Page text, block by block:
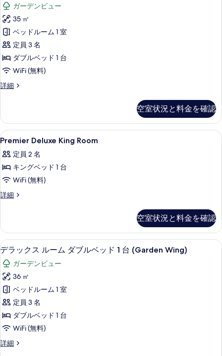
ル
ベ
ッ
ド
1
台
(Sino
す
べ
て
の
写
真
を
す
る
ロ
ー
ダ
ブ
ル
ベ
ッ
ド
1
台
の
詳
細
ミ
ア
ダ
ブ
ル
ー
(Deluxe)
の
す
べ
て
の
写
表
示
す
る
ガーデンビュー
35 ㎡
ベッドルーム 1 室
定員 3 名
ダブルベッド 1 台
WiFi (無料)
詳細
プ
ダ
ブ
ル
ー
ム
の
詳
細
空室状況と料金を確認
Premier
Deluxe
King
Room
の
す
の
写
真
を
表
示
す
る
ミニバー、セーフティボックス (室内
7
Premier Deluxe King Room
定員 2 名
キングベッド 1 台
WiFi (無料)
詳細
Premier
の
詳
細
空室状況と料金を確認
デ
ラ
ッ
ク
ス
ル
ー
ダ
デラックス ルーム ダブルベッド 1
7
デラックス ルーム ダブルベッド 1 台 (Garden Wing)
ガーデンビュー
36 ㎡
ベッドルーム 1 室
定員 3 名
ダブルベッド 1 台
WiFi (無料)
詳細
デ